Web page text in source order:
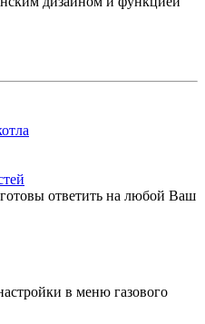
ответить на любой Ваш
в меню газового